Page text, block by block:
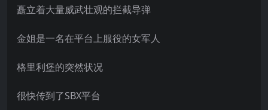
矗立着大量威武壮观的拦截导弹
金姐是一名在平台上服役的女军人
格里利堡的突然状况
很快传到了SBX平台